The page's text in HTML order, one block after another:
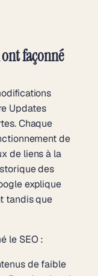
façonné
Updates
Chaque
de
de liens à la
des
explique
tandis que
le SEO :
de faible